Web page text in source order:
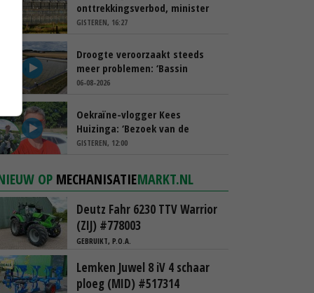
onttrekkingsverbod, minister
spreekt van ‘ondernemersrisico’
GISTEREN, 16:27
Droogte veroorzaakt steeds
meer problemen: ‘Bassin
afgelopen week al leeg’
06-08-2026
Oekraïne-vlogger Kees
Huizinga: ‘Bezoek van de
ambassade mag zelf groente
GISTEREN, 12:00
OP MECHANISATIEMARKT.NL
Deutz Fahr 6230 TTV Warrior
(ZIJ) #778003
GEBRUIKT, P.O.A.
Lemken Juwel 8 iV 4 schaar
ploeg (MID) #517314